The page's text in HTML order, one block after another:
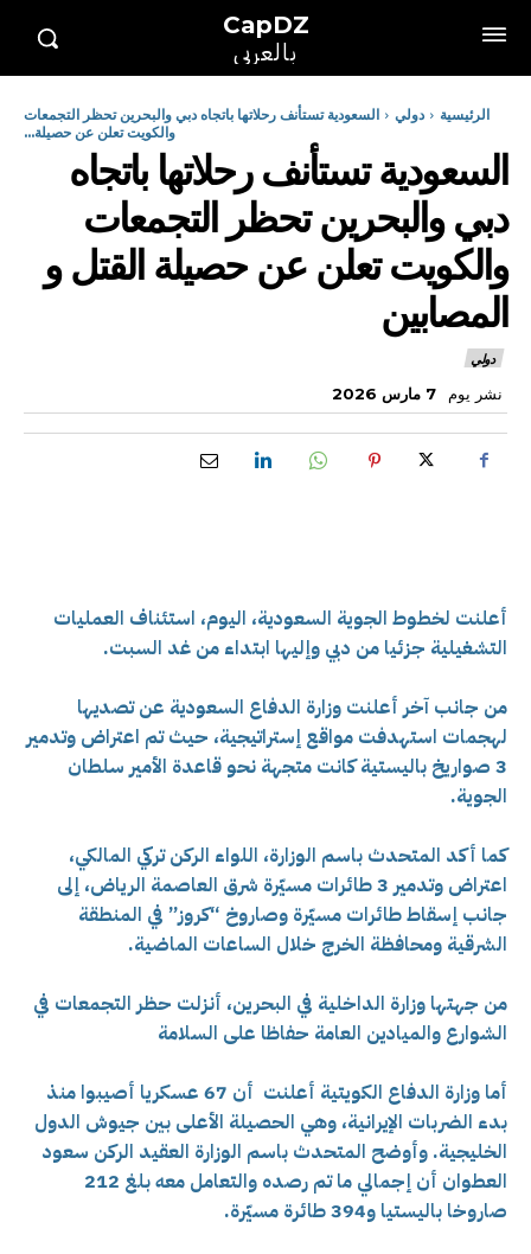
CapDZ
بالعربي
الرئيسية دولي
السعودية تستأنف رحلاتها باتجاه دبي والبحرين تحظر التجمعات
والكويت تعلن عن حصيلة...
السعودية تستأنف رحلاتها باتجاه
دبي والبحرين تحظر التجمعات
والكويت تعلن عن حصيلة القتل و
المصابين
دولي
نشر يوم 7 مارس 2026
أعلنت لخطوط الجوية السعودية، اليوم، استئناف العمليات
التشغيلية جزئيا من دبي وإليها ابتداء من غد السبت.
من جانب آخر أعلنت وزارة الدفاع السعودية عن تصديها
لهجمات استهدفت مواقع إستراتيجية، حيث تم اعتراض وتدمير
3 صواريخ باليستية كانت متجهة نحو قاعدة الأمير سلطان
الجوية.
كما أكد المتحدث باسم الوزارة، اللواء الركن تركي المالكي،
اعتراض وتدمير 3 طائرات مسيّرة شرق العاصمة الرياض، إلى
جانب إسقاط طائرات مسيّرة وصاروخ “كروز” في المنطقة
الشرقية ومحافظة الخرج خلال الساعات الماضية.
من جهتها وزارة الداخلية في البحرين، أنزلت حظر التجمعات في
الشوارع والميادين العامة حفاظا على السلامة
أما وزارة الدفاع الكويتية أعلنت أن 67 عسكريا أصيبوا منذ
بدء الضربات الإيرانية، وهي الحصيلة الأعلى بين جيوش الدول
الخليجية. وأوضح المتحدث باسم الوزارة العقيد الركن سعود
العطوان أن إجمالي ما تم رصده والتعامل معه بلغ 212
صاروخا باليستيا و394 طائرة مسيّرة.